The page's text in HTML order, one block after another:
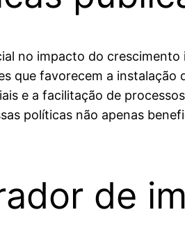
no impacto do
que favorecem a
e a facilitação de
políticas não apenas
de